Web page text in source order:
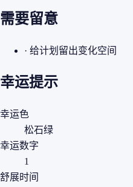
需要留意
· 给计划留出变化空间
幸运提示
幸运色
松石绿
幸运数字
1
舒展时间